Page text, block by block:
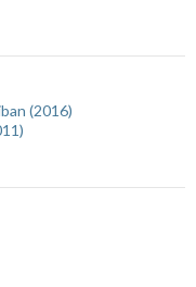
(2016)